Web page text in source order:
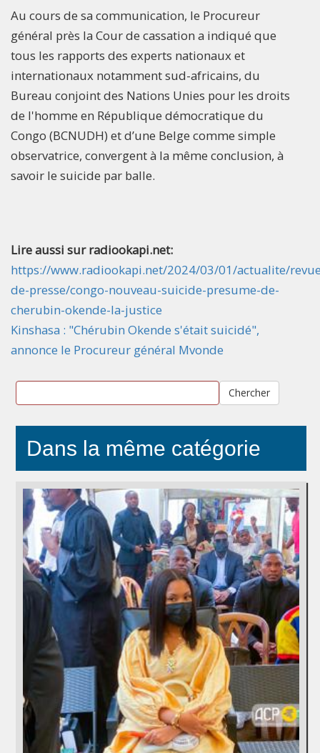
Au cours de sa communication, le Procureur
général près la Cour de cassation a indiqué que
tous les rapports des experts nationaux et
internationaux notamment sud-africains, du
Bureau conjoint des Nations Unies pour les droits
de l'homme en République démocratique du
Congo (BCNUDH) et d’une Belge comme simple
observatrice, convergent à la même conclusion, à
savoir le suicide par balle.
Lire aussi sur radiookapi.net:
https://www.radiookapi.net/2024/03/01/actualite/
de-presse/congo-nouveau-suicide-presume-de-
cherubin-okende-la-justice
Kinshasa : "Chérubin Okende s'était suicidé",
annonce le Procureur général Mvonde
Chercher
Dans la même catégorie